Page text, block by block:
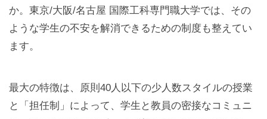
か。東京/大阪/名古屋 国際工科専門職大学では、その
ような学生の不安を解消できるための制度も整えてい
ます。
最大の特徴は、原則40人以下の少人数スタイルの授業
と「担任制」によって、学生と教員の密接なコミュニ